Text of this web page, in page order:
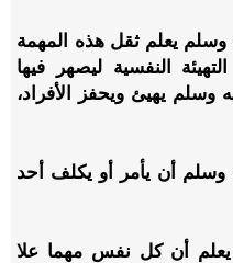
يعلم ثقل هذه المهمة
النفسية ليصهر فيها
وسلم يهيئ ويحفز الأفراد،
أن يأمر أو يكلف أحد
أن كل نفس مهما علا